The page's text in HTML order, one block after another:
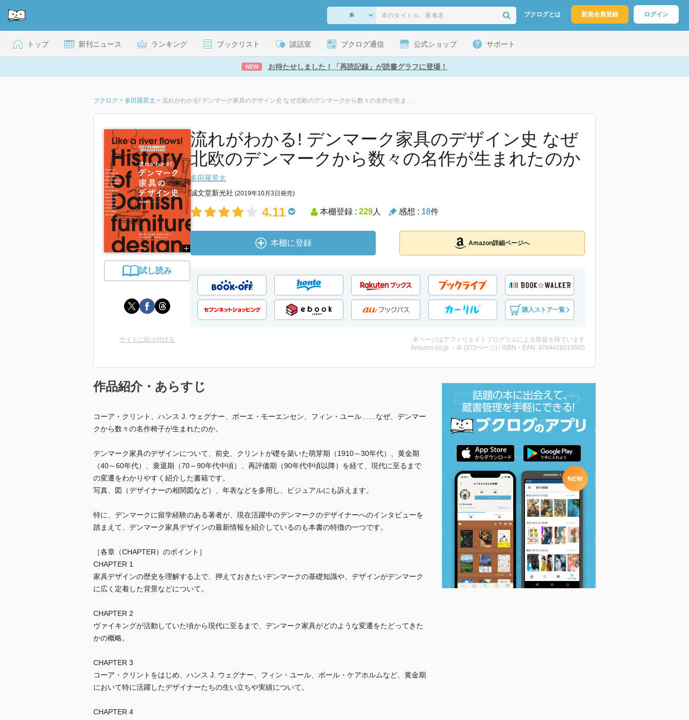
ブクログとは 新規会員登録 ログイン
トップ 新刊ニュース ランキング ブックリスト 談話室 ブクログ通信 公式ショップ サポート
NEW お待たせしました！「再読記録」が読書グラフに登場！
ブクログ > 多田羅景太 > 流れがわかる! デンマーク家具のデザイン史 なぜ北欧のデンマークから数々の名作が生まれたのか
試し読み
流れがわかる! デンマーク家具のデザイン史 なぜ
北欧のデンマークから数々の名作が生まれたのか
多田羅景太
誠文堂新光社 (2019年10月3日発売)
4.11 本棚登録 : 229人 感想 : 18件
本棚に登録 Amazon詳細ページへ
購入ストア一覧
サイトに貼り付ける
本ページはアフィリエイトプログラムによる収益を得ています
Amazon.co.jp ・本 (272ページ) / ISBN・EAN: 9784416519585
作品紹介・あらすじ
コーア・クリント、ハンス J. ウェグナー、ボーエ・モーエンセン、フィン・ユール……なぜ、デンマー
クから数々の名作椅子が生まれたのか。
デンマーク家具のデザインについて、前史、クリントが礎を築いた萌芽期（1910～30年代）、黄金期
（40～60年代）、衰退期（70～90年代中頃）、再評価期（90年代中頃以降）を経て、現代に至るまで
の変遷をわかりやすく紹介した書籍です。
写真、図（デザイナーの相関図など）、年表などを多用し、ビジュアルにも訴えます。
特に、デンマークに留学経験のある著者が、現在活躍中のデンマークのデザイナーへのインタビューを
踏まえて、デンマーク家具デザインの最新情報を紹介しているのも本書の特徴の一つです。
［各章（CHAPTER）のポイント］
CHAPTER 1
家具デザインの歴史を理解する上で、押えておきたいデンマークの基礎知識や、デザインがデンマーク
に広く定着した背景などについて。
CHAPTER 2
ヴァイキングが活動していた頃から現代に至るまで、デンマーク家具がどのような変遷をたどってきた
かの概略。
CHAPTER 3
コーア・クリントをはじめ、ハンス J. ウェグナー、フィン・ユール、ポール・ケアホルムなど、黄金期
において特に活躍したデザイナーたちの生い立ちや実績について。
CHAPTER 4